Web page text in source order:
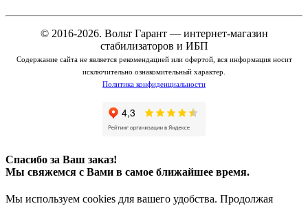
© 2016-2026. Вольт Гарант — интернет-магазин
стабилизаторов и ИБП
Содержание сайта не является рекомендацией или офертой, вся информация носит
исключительно ознакомительный характер.
Политика конфиденциальности
Спасибо за Ваш заказ!
Мы свяжемся с Вами в самое ближайшее время.
Мы используем cookies для вашего удобства. Продолжая